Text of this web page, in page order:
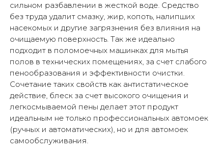
сильном разбавлении в жесткой воде. Средство
без труда удалит смазку, жир, копоть, налипших
насекомых и другие загрязнения без влияния на
очищаемую поверхность. Так же идеально
подходит в поломоечных машинках для мытья
полов в технических помещениях, за счет слабого
пенообразования и эффективности очистки.
Сочетание таких свойств как антистатическое
действие, блеск за счет высокого очищения и
легкосмываемой пены делает этот продукт
идеальным не только профессиональных автомоек
(ручных и автоматических), но и для автомоек
самообслуживания.